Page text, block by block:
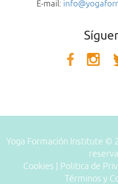
E-mail:
Yoga Formación Institute ©
Cookies
Politica de
Términos y